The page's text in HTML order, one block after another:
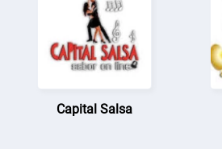
Capital Salsa